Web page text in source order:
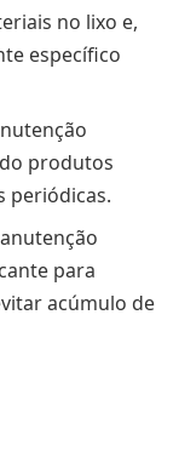
no lixo e,
específico
produtos
periódicas.
para
acúmulo de